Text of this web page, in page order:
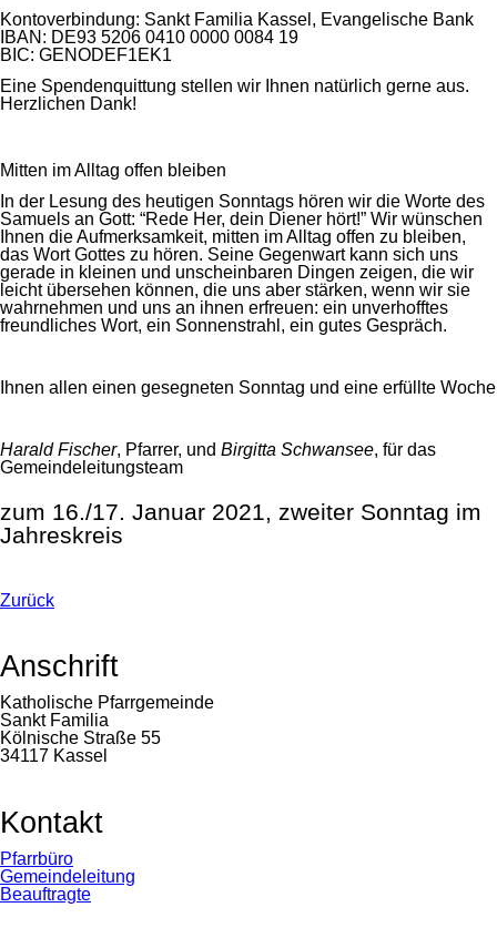
Kontoverbindung: Sankt Familia Kassel, Evangelische Bank
IBAN: DE93 5206 0410 0000 0084 19
BIC: GENODEF1EK1
Eine Spendenquittung stellen wir Ihnen natürlich gerne aus.
Herzlichen Dank!
Mitten im Alltag offen bleiben
In der Lesung des heutigen Sonntags hören wir die Worte des
Samuels an Gott: “Rede Her, dein Diener hört!” Wir wünschen
Ihnen die Aufmerksamkeit, mitten im Alltag offen zu bleiben,
das Wort Gottes zu hören. Seine Gegenwart kann sich uns
gerade in kleinen und unscheinbaren Dingen zeigen, die wir
leicht übersehen können, die uns aber stärken, wenn wir sie
wahrnehmen und uns an ihnen erfreuen: ein unverhofftes
freundliches Wort, ein Sonnenstrahl, ein gutes Gespräch.
Ihnen allen einen gesegneten Sonntag und eine erfüllte Woche
Harald Fischer, Pfarrer, und Birgitta Schwansee, für das
Gemeindeleitungsteam
zum 16./17. Januar 2021, zweiter Sonntag im
Jahreskreis
Zurück
Anschrift
Katholische Pfarrgemeinde
Sankt Familia
Kölnische Straße 55
34117 Kassel
Kontakt
Navigation
überspringen
Pfarrbüro
Gemeindeleitung
Beauftragte